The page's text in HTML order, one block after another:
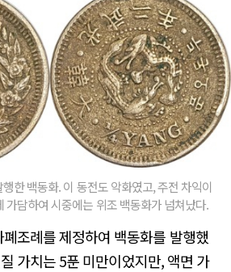
한 백동화. 이 동전도 악화였고, 주전 차익이
가담하여 시중에는 위조 백동화가 넘쳐났다.
조례를 제정하여 백동화를 발행했
가치는 5푼 미만이었지만, 액면 가